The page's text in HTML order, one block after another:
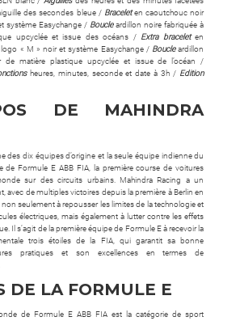
des secondes bleue / Braceleten caoutchouc noir
système Easychange / Boucleardillon noire fabriquée à
upcyclée et issue des océans / Extra braceleten
« M » noir et système Easychange / Boucleardillon
de matière plastique upcyclée et issue de l’océan /
heures, minutes, seconde et date à 3h / Edition
DE MAHINDRA
des dix équipes d’origine et la seule équipe indienne du
de Formule E ABB FIA, la première course de voitures
sur des circuits urbains. Mahindra Racing a un
avec de multiples victoires depuis la première à Berlin en
non seulement à repousser les limites de la technologie et
électriques, mais également à lutter contre les effets
Il s’agit de la première équipe de Formule E à recevoir la
trois étoiles de la FIA, qui garantit sa bonne
pratiques et son excellences en termes de
DE LA FORMULE E
de Formule E ABB FIA est la catégorie de sport